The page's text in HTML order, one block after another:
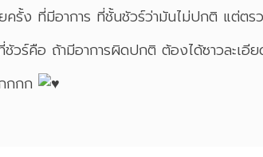
ครั้ง ที่มีอาการ ที่ชั้นชัวร์ว่ามันไม่ปกติ แต่ตร
ชัวร์คือ ถ้ามีอาการผิดปกติ ต้องได้ซาวละเอี
กกก